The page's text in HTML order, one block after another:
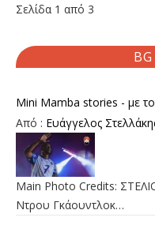
Σελίδα 1 από 3
Mini Mamba stories - με
Από : Ευάγγελος
Main Photo Credits:
Ντρου Γκάουντλοκ…